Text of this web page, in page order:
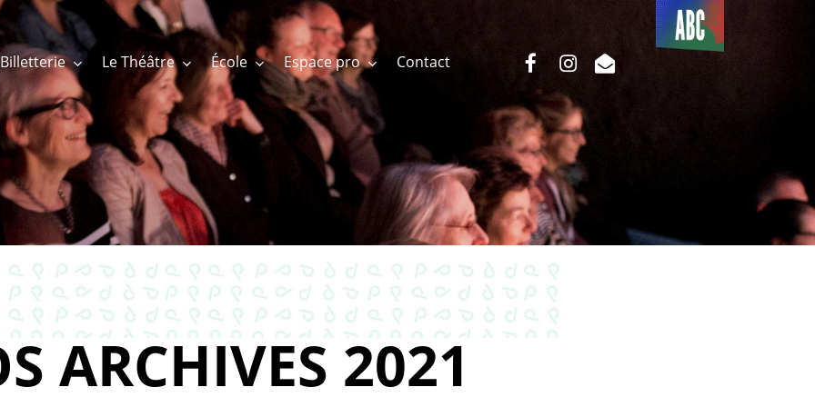
Billetterie Le Théâtre École Espace pro Contact
Du côté
de l’ABC
facebookinstagram
email
ARCHIVES 2021